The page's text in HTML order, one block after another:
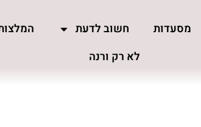
מסעדות חשוב לדעת
לא רק ורנה